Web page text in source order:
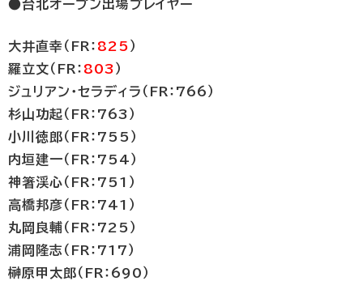
●台北オープン出場プレイヤー
大井直幸（FR： 825 ）
羅立文（FR： 803 ）
ジュリアン・セラディラ（FR：766）
杉山功起（FR：763）
小川徳郎（FR：755）
内垣建一（FR：754）
神箸渓心（FR：751）
高橋邦彦（FR：741）
丸岡良輔（FR：725）
浦岡隆志（FR：717）
榊原甲太郎（FR：690）